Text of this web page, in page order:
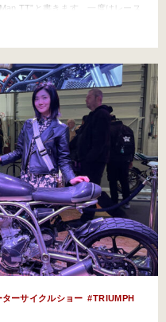
TT”と書きます。一度はレース
はないでしょうか。 なんと、そ
ターサイクルショー
TRIUMPH